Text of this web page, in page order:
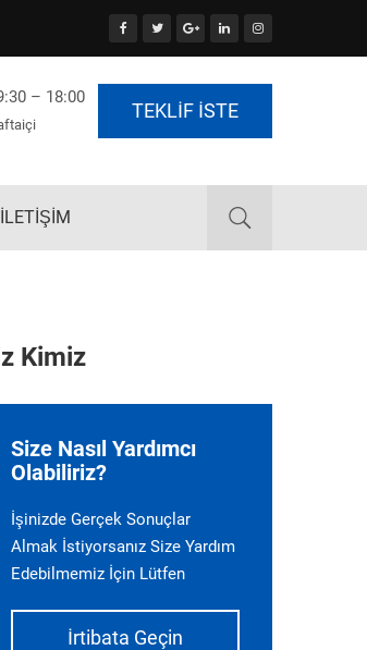
– 18:00
TEKLİF İSTE
İLETİŞİM
Kimiz
Size Nasıl Yardımcı
Olabiliriz?
İşinizde Gerçek Sonuçlar
Almak İstiyorsanız Size Yardım
Edebilmemiz İçin Lütfen
İrtibata Geçin